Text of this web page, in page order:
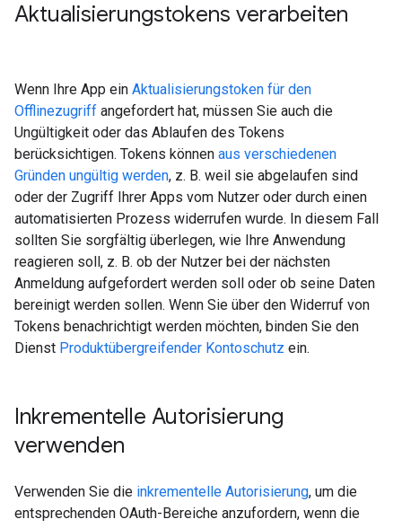
Aktualisierungstokens verarbeiten
Wenn Ihre App ein Aktualisierungstoken für den
Offlinezugriff angefordert hat, müssen Sie auch die
Ungültigkeit oder das Ablaufen des Tokens
berücksichtigen. Tokens können aus verschiedenen
Gründen ungültig werden, z. B. weil sie abgelaufen sind
oder der Zugriff Ihrer Apps vom Nutzer oder durch einen
automatisierten Prozess widerrufen wurde. In diesem Fall
sollten Sie sorgfältig überlegen, wie Ihre Anwendung
reagieren soll, z. B. ob der Nutzer bei der nächsten
Anmeldung aufgefordert werden soll oder ob seine Daten
bereinigt werden sollen. Wenn Sie über den Widerruf von
Tokens benachrichtigt werden möchten, binden Sie den
Dienst Produktübergreifender Kontoschutz ein.
Inkrementelle Autorisierung
verwenden
Verwenden Sie die inkrementelle Autorisierung, um die
entsprechenden OAuth-Bereiche anzufordern, wenn die